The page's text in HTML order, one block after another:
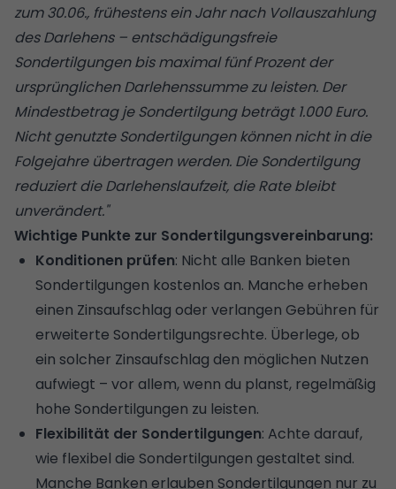
zum 30.06., frühestens ein Jahr nach Vollauszahlung
des Darlehens – entschädigungsfreie
Sondertilgungen bis maximal fünf Prozent der
ursprünglichen Darlehenssumme zu leisten. Der
Mindestbetrag je Sondertilgung beträgt 1.000 Euro.
Nicht genutzte Sondertilgungen können nicht in die
Folgejahre übertragen werden. Die Sondertilgung
reduziert die Darlehenslaufzeit, die Rate bleibt
unverändert."
Wichtige Punkte zur Sondertilgungsvereinbarung:
Konditionen prüfen: Nicht alle Banken bieten
Sondertilgungen kostenlos an. Manche erheben
einen Zinsaufschlag oder verlangen Gebühren für
erweiterte Sondertilgungsrechte. Überlege, ob
ein solcher Zinsaufschlag den möglichen Nutzen
aufwiegt – vor allem, wenn du planst, regelmäßig
hohe Sondertilgungen zu leisten.
Flexibilität der Sondertilgungen: Achte darauf,
wie flexibel die Sondertilgungen gestaltet sind.
Manche Banken erlauben Sondertilgungen nur zu